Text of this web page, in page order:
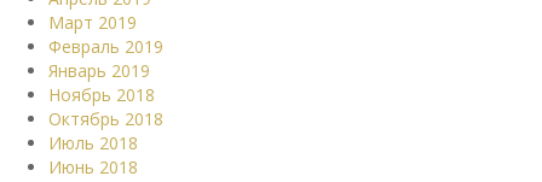
Март 2019
Февраль 2019
Январь 2019
Ноябрь 2018
Октябрь 2018
Июль 2018
Июнь 2018